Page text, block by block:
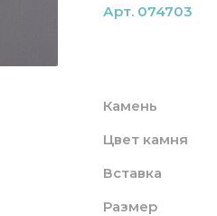
Арт. 074703
Камень
Цвет камня
Вставка
Размер